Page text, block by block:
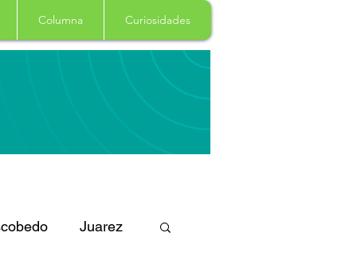
Columna Curiosidades
Juarez